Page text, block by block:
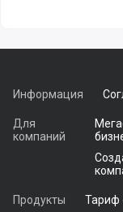
Информация
Для
компаний
Продукты Тариф